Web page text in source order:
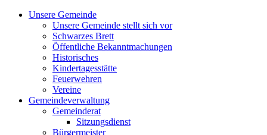
Zum
Unsere Gemeinde
Unsere Gemeinde stellt sich vor
Schwarzes Brett
Öffentliche Bekanntmachungen
Historisches
Kindertagesstätte
Feuerwehren
Vereine
Gemeindeverwaltung
Gemeinderat
Sitzungsdienst
Bürgermeister